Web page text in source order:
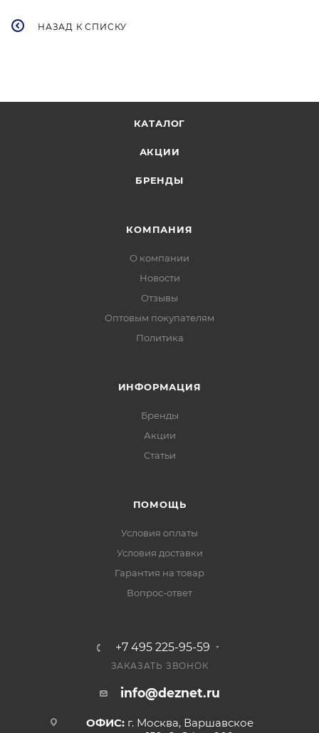
НАЗАД К СПИСКУ
КАТАЛОГ
АКЦИИ
БРЕНДЫ
КОМПАНИЯ
О компании
Новости
Отзывы
Оптовым покупателям
Политика
ИНФОРМАЦИЯ
Бренды
Акции
Статьи
ПОМОЩЬ
Условия оплаты
Условия доставки
Гарантия на товар
Вопрос-ответ
+7 495 225-95-59
ЗАКАЗАТЬ ЗВОНОК
info@deznet.ru
ОФИС: г. Москва, Варшавское